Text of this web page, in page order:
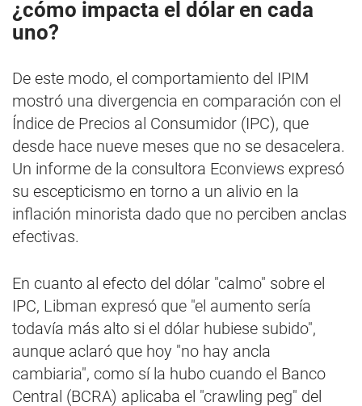
¿cómo impacta el dólar en cada
uno?
De este modo, el comportamiento del IPIM
mostró una divergencia en comparación con el
Índice de Precios al Consumidor (IPC), que
desde hace nueve meses que no se desacelera.
Un informe de la consultora Econviews expresó
su escepticismo en torno a un alivio en la
inflación minorista dado que no perciben anclas
efectivas.
En cuanto al efecto del dólar "calmo" sobre el
IPC, Libman expresó que "el aumento sería
todavía más alto si el dólar hubiese subido",
aunque aclaró que hoy "no hay ancla
cambiaria", como sí la hubo cuando el Banco
Central (BCRA) aplicaba el "crawling peg" del